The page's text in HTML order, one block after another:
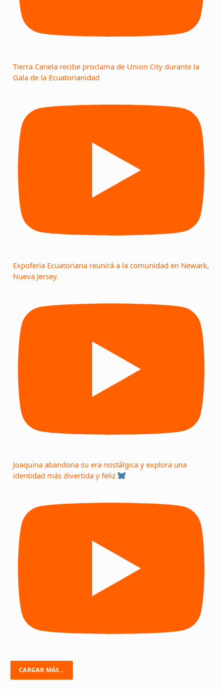
Tierra Canela recibe proclama de Union City durante la
Gala de la Ecuatorianidad
Expoferia Ecuatoriana reunirá a la comunidad en Newark,
Nueva Jersey.
Joaquina abandona su era nostálgica y explora una
identidad más divertida y feliz
CARGAR MÁS...